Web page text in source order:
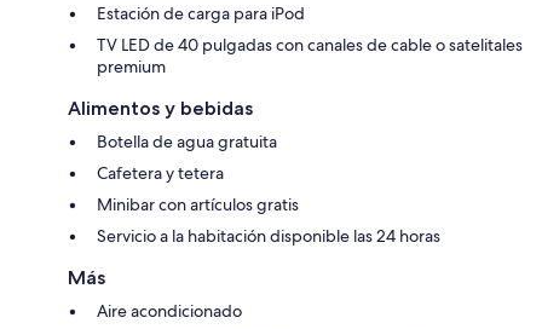
Estación de carga para iPod
TV LED de 40 pulgadas con canales de cable o satelitales
premium
Alimentos y bebidas
Botella de agua gratuita
Cafetera y tetera
Minibar con artículos gratis
Servicio a la habitación disponible las 24 horas
Más
Aire acondicionado